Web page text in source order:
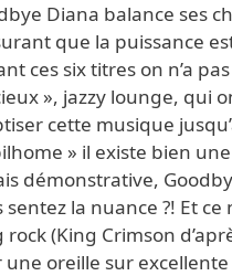
Diana balance ses
que la puissance
ces six titres on n’a
», jazzy lounge, qui
cette musique
» il existe bien
démonstrative,
sentez la nuance ?! Et ce
rock (King Crimson
une oreille sur